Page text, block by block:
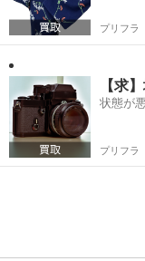
プリフラ
【求
状態が
プリフラ